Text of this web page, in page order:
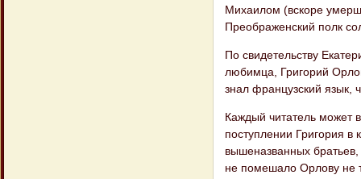
Михаилом (вскоре
Преображенский полк
По свидетельству
любимца, Григорий
знал французский язык,
Каждый читатель может
поступлении Григория
вышеназванных братьев,
не помешало Орлову не